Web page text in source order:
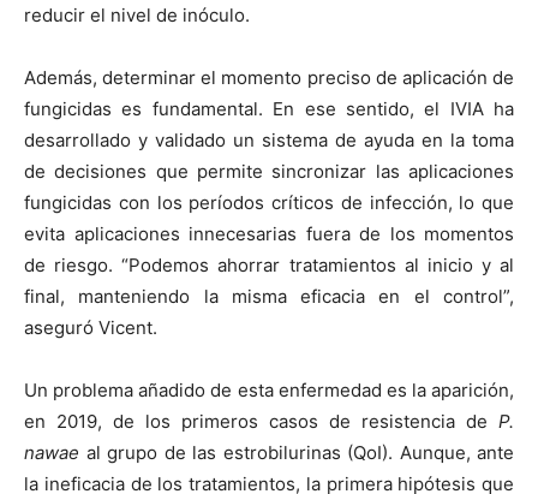
reducir el nivel de inóculo.
Además, determinar el momento preciso de aplicación de
fungicidas es fundamental. En ese sentido, el IVIA ha
desarrollado y validado un sistema de ayuda en la toma
de decisiones que permite sincronizar las aplicaciones
fungicidas con los períodos críticos de infección, lo que
evita aplicaciones innecesarias fuera de los momentos
de riesgo. “Podemos ahorrar tratamientos al inicio y al
final, manteniendo la misma eficacia en el control”,
aseguró Vicent.
Un problema añadido de esta enfermedad es la aparición,
en 2019, de los primeros casos de resistencia de P.
nawae al grupo de las estrobilurinas (QoI). Aunque, ante
la ineficacia de los tratamientos, la primera hipótesis que